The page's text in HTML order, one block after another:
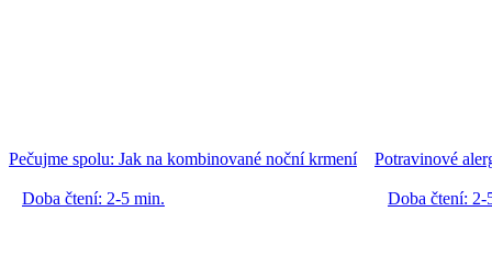
Pečujme spolu: Jak na kombinované noční krmení
Doba čtení: 2-5 min.
Potravinové
Doba čtení: 2-